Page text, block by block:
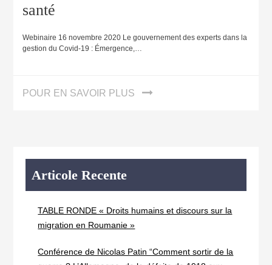
santé
Webinaire 16 novembre 2020 Le gouvernement des experts dans la
gestion du Covid-19 : Émergence,…
POUR EN SAVOIR PLUS
Articole Recente
TABLE RONDE « Droits humains et discours sur la
migration en Roumanie »
Conférence de Nicolas Patin “Comment sortir de la